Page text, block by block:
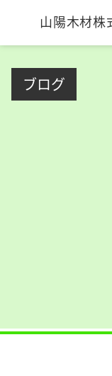
山陽木材株
ブログ